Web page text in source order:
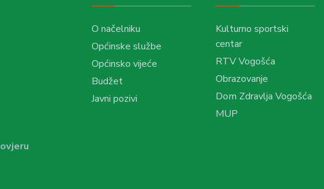
O načelniku
Općinske službe
Općinsko vijeće
Budžet
Javni pozivi
Kulturno sportski
centar
RTV Vogošća
Obrazovanje
Dom Zdravlja Vogošća
MUP